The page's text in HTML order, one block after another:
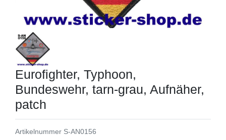
Eurofighter, Typhoon,
Bundeswehr, tarn-grau, Aufnäher,
patch
Artikelnummer S-AN0156